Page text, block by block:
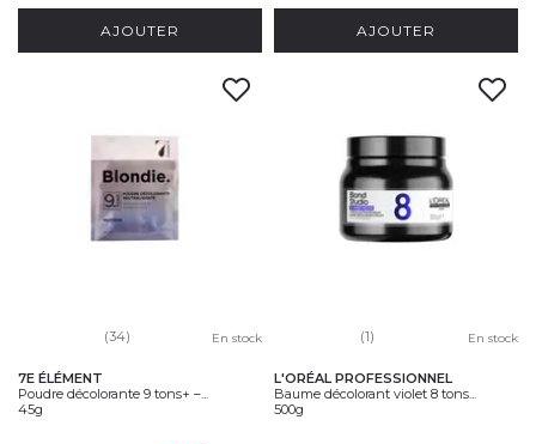
AJOUTER AJOUTER
(34) En stock
7E ÉLÉMENT
Poudre décolorante 9 tons+ –...
45g
(1) En stock
L'ORÉAL PROFESSIONNEL
Baume décolorant violet 8 tons...
500g